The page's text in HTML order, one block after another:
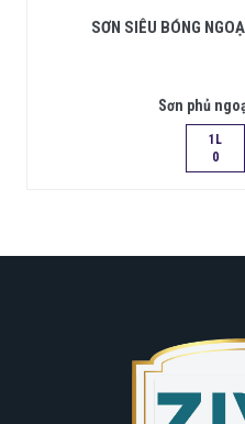
SƠN SIÊU BÓNG
Sơn phủ
1L
0